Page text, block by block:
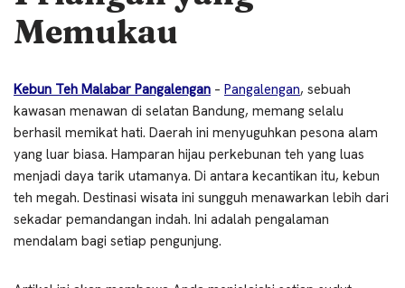
Memukau
Kebun Teh Malabar Pangalengan – Pangalengan, sebuah
kawasan menawan di selatan Bandung, memang selalu
berhasil memikat hati. Daerah ini menyuguhkan pesona alam
yang luar biasa. Hamparan hijau perkebunan teh yang luas
menjadi daya tarik utamanya. Di antara kecantikan itu, kebun
teh megah. Destinasi wisata ini sungguh menawarkan lebih dari
sekadar pemandangan indah. Ini adalah pengalaman
mendalam bagi setiap pengunjung.